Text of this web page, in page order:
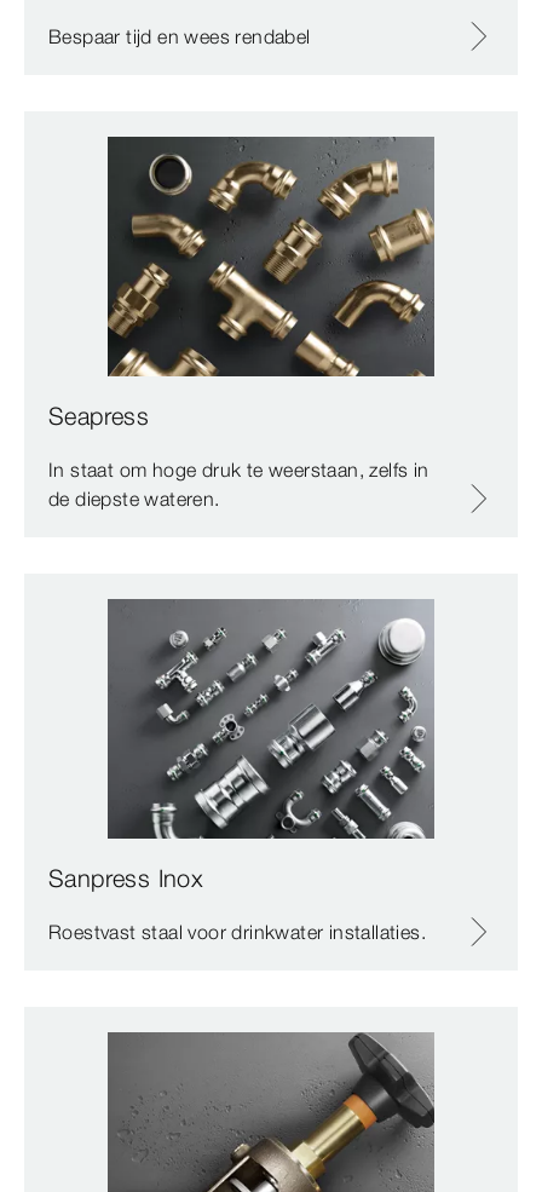
Bespaar tijd en wees rendabel
Seapress
In staat om hoge druk te weerstaan, zelfs in
de diepste wateren.
Sanpress Inox
Roestvast staal voor drinkwater installaties.